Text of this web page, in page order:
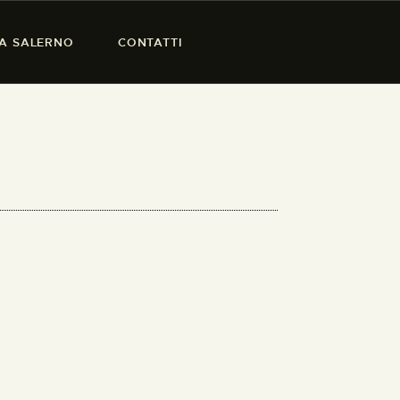
SALERNO CONTATTI